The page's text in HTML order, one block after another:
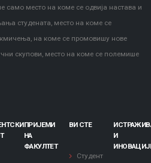
само место на коме се одвија настава и
студената, место на коме се
на коме се промовишу нове
скупови, место на коме се полемише
ПРИЈЕМИ
НА
ФАКУЛТЕТ
ВИ СТЕ
Студент
И